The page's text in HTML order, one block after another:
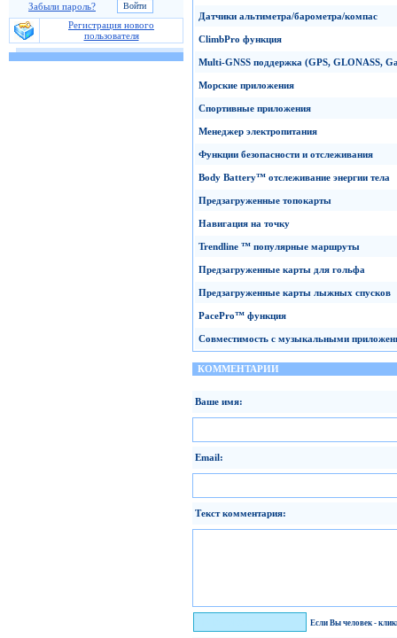
Забыли пароль?
Регистрация нового
пользователя
Датчики альтиметра/барометра/компас
ClimbPro функция
Multi-GNSS поддержка (GPS, GLONASS,
Морские приложения
Спортивные приложения
Менеджер электропитания
Функции безопасности и отслеживания
Body Battery™ отслеживание энергии тела
Предзагруженные топокарты
Навигация на точку
Trendline ™ популярные маршруты
Предзагруженные карты для гольфа
Предзагруженные карты лыжных спусков
PacePro™ функция
Совместимость с музыкальными
КОММЕНТАРИИ
Ваше имя:
Email:
Текст комментария:
Если Вы человек -